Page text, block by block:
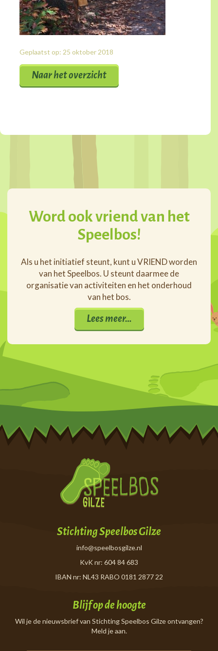
Geplaatst op: 25 oktober 2018
Naar het overzicht
Word ook vriend van het
Speelbos!
Als u het initiatief steunt, kunt u VRIEND worden
van het Speelbos. U steunt daarmee de
organisatie van activiteiten en het onderhoud
van het bos.
Lees meer…
Stichting Speelbos Gilze
info@speelbosgilze.nl
KvK nr: 604 84 683
IBAN nr: NL43 RABO 0181 2877 22
Blijf op de hoogte
Wil je de nieuwsbrief van Stichting Speelbos Gilze ontvangen?
Meld je aan.